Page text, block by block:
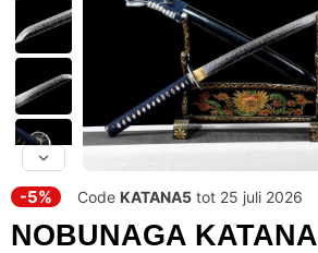
-5% Code KATANA5 tot 25 juli 2026
NOBUNAGA KATANA